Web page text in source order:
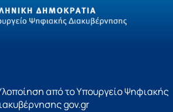
από το Υπουργείο Ψηφιακής
gov.gr